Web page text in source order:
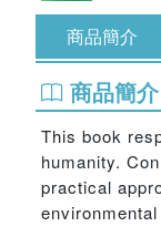
商品簡介
商品簡介
This book
humanity.
practical